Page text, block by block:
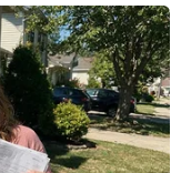
trường 200
.
Vietnam+)